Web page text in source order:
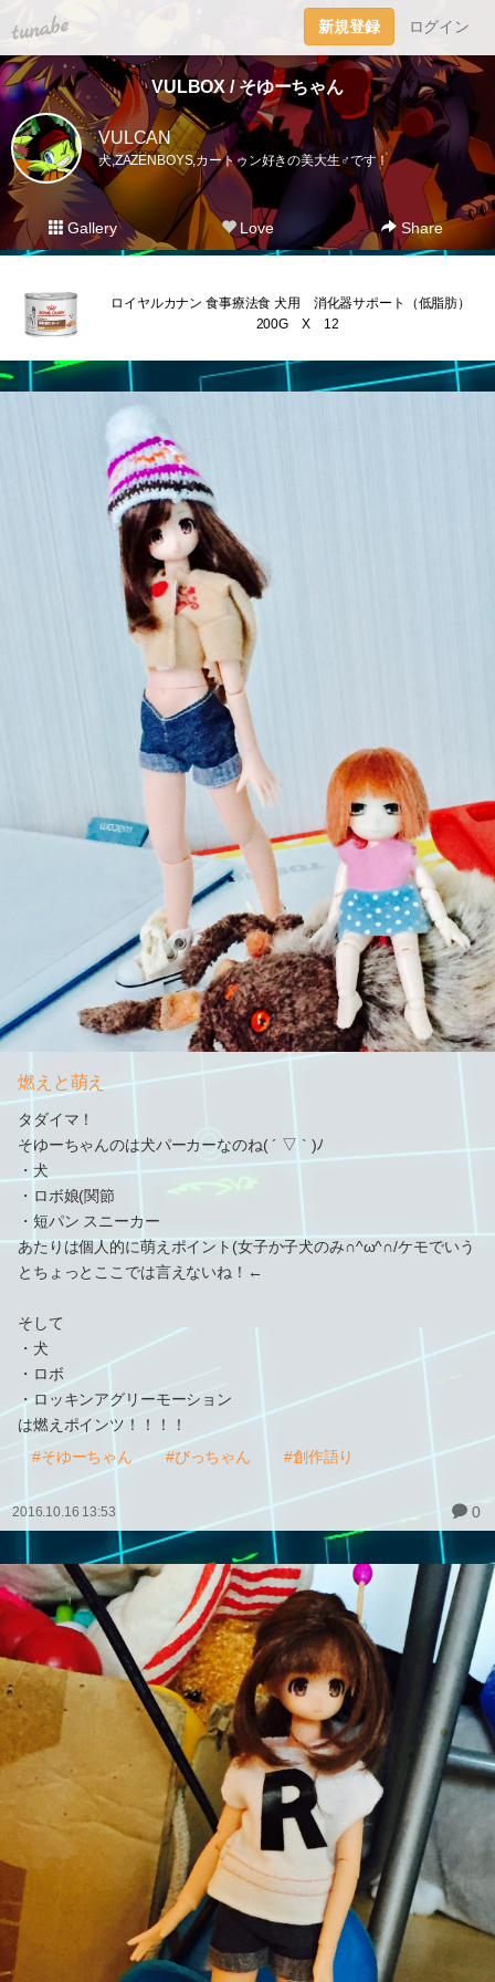
tuna.be 新規登録 ログイン
VULBOX / そゆーちゃん
VULCAN
犬,ZAZENBOYS,カートゥン好きの美大生♂です！
Gallery Love Share
ロイヤルカナン 食事療法食 犬用 消化器サポート（低脂肪）
200G X 12
燃えと萌え
タダイマ！
そゆーちゃんのは犬パーカーなのね( ´ ▽ ` )ﾉ
・犬
・ロボ娘(関節
・短パン スニーカー
あたりは個人的に萌えポイント(女子か子犬のみ∩^ω^∩/ケモでいう
とちょっとここでは言えないね！←
そして
・犬
・ロボ
・ロッキンアグリーモーション
は燃えポインツ！！！！
#そゆーちゃん
#びっちゃん #創作語り
2016.10.16 13:53 0